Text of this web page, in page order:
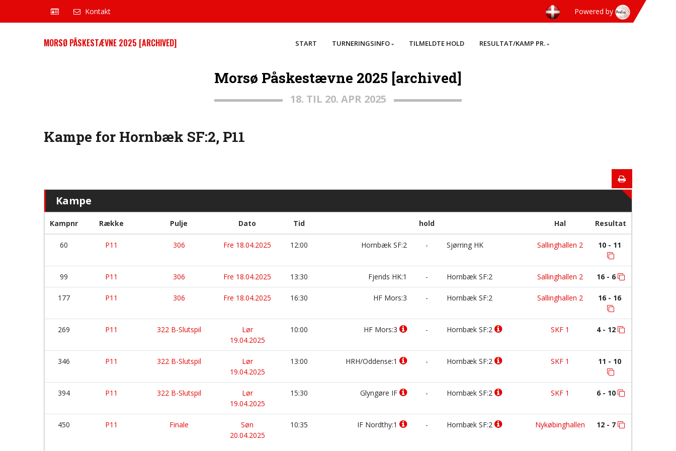
Kontakt Powered by
MORSØ PÅSKESTÆVNE 2025 [ARCHIVED] START TURNERINGSINFO TILMELDTE HOLD RESULTAT/KAMP PR.
Morsø Påskestævne 2025 [archived]
18. TIL 20. APR 2025
Kampe for Hornbæk SF:2, P11
Kampe
Kampnr Række Pulje Dato Tid hold Hal Resultat
60 P11 306 Fre 18.04.2025 12:00 Hornbæk SF:2 - Sjørring HK Sallinghallen 2 10 - 11
99 P11 306 Fre 18.04.2025 13:30 Fjends HK:1 - Hornbæk SF:2 Sallinghallen 2 16 - 6
177 P11 306 Fre 18.04.2025 16:30 HF Mors:3 - Hornbæk SF:2 Sallinghallen 2 16 - 16
269 P11 322 B-Slutspil
Lør
19.04.2025
10:00 HF Mors:3 - Hornbæk SF:2 SKF 1 4 - 12
346 P11 322 B-Slutspil
Lør
19.04.2025
13:00 HRH/Oddense:1 - Hornbæk SF:2 SKF 1 11 - 10
394 P11 322 B-Slutspil
Lør
19.04.2025
15:30 Glyngøre IF - Hornbæk SF:2 SKF 1 6 - 10
450 P11 Finale
Søn
20.04.2025
10:35 IF Nordthy:1 - Hornbæk SF:2 Nykøbinghallen 12 - 7